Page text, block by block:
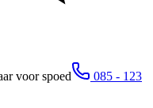
voor spoed
085 - 123